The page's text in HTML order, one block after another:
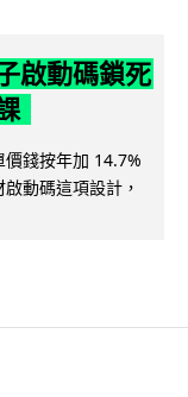
啟動碼鎖死
錢按年加 14.7%
動碼這項設計，